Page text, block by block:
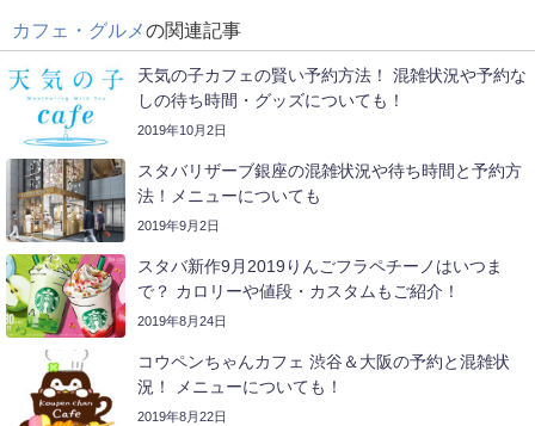
カフェ・グルメの関連記事
天気の子カフェの賢い予約方法！ 混雑状況や予約な
しの待ち時間・グッズについても！
2019年10月2日
スタバリザーブ銀座の混雑状況や待ち時間と予約方
法！メニューについても
2019年9月2日
スタバ新作9月2019りんごフラペチーノはいつま
で？ カロリーや値段・カスタムもご紹介！
2019年8月24日
コウペンちゃんカフェ 渋谷＆大阪の予約と混雑状
況！ メニューについても！
2019年8月22日